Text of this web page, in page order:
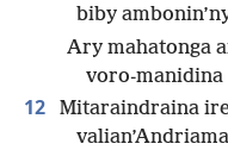
biby
Ary mahatonga
voro-manidina
12
Mitaraindraina